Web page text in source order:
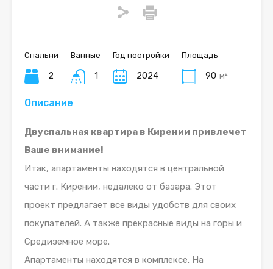
Спальни
2
Ванные
1
Год постройки
2024
Площадь
90 м²
Описание
Двуспальная квартира в Кирении привлечет
Ваше внимание!
Итак, апартаменты находятся в центральной
части г. Кирении, недалеко от базара. Этот
проект предлагает все виды удобств для своих
покупателей. А также прекрасные виды на горы и
Средиземное море.
Апартаменты находятся в комплексе. На